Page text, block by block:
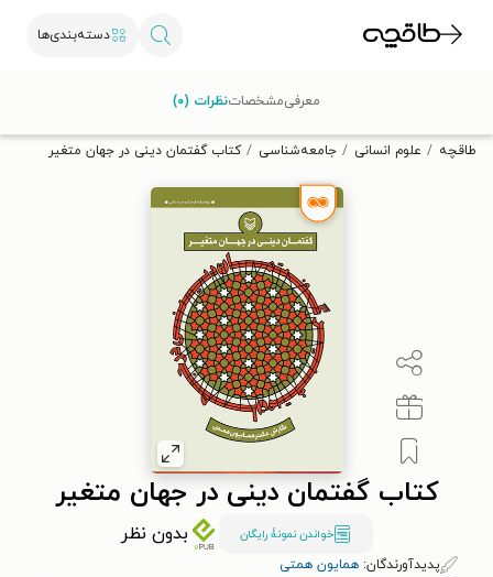
دسته‌بندی‌ها
تخفیف از طاقچه دریافت کن.
طاقچه علوم انسانی جامعه‌شناسی کتاب گفتمان دینی در جهان متغیر
کتاب گفتمان دینی در جهان متغیر
خواندن نمونۀ رایگان بدون نظر
پدیدآورندگان: همایون همتی
معرفیمشخصاتنظرات (۰)